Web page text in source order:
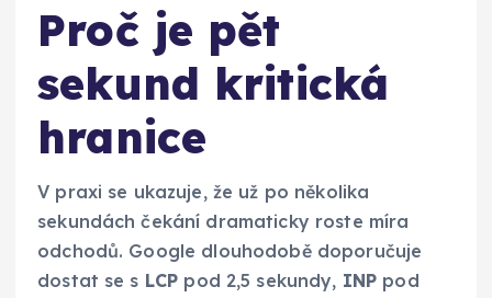
Proč je pět
sekund kritická
hranice
V praxi se ukazuje, že už po několika
sekundách čekání dramaticky roste míra
odchodů. Google dlouhodobě doporučuje
dostat se s LCP pod 2,5 sekundy, INP pod